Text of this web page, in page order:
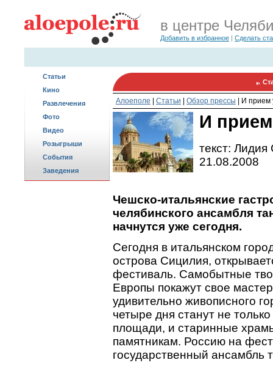
в центре
Добавить в избранное | Сделать
Статьи
Кино
Развлечения
Фото
Видео
Розыгрыши
События
Заведения
Алоеполе Статьи Обзор прессы И прием
И
текст: Лидия
21.08.2008
Чешско-итальянские
челябинского ансамбля
начнутся уже сегодня.
Сегодня в итальянском
острова Сицилия,
фестиваль. Самобытные
Европы покажут свое
удивительно живописного
четыре дня станут не
площади, и старинные
памятникам. Россию на
государственный ансамбль